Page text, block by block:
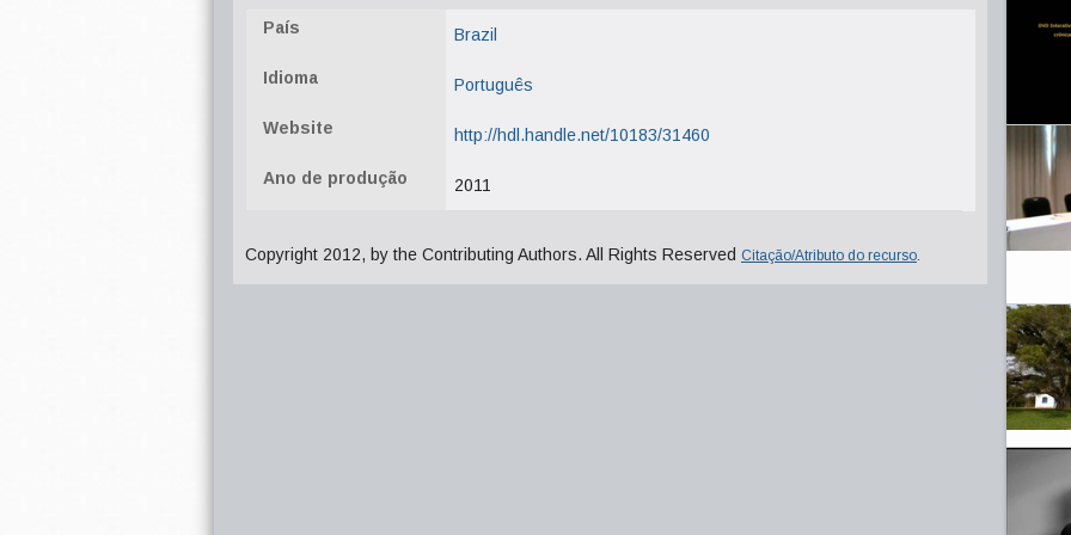
País Brazil
Idioma Português
Website http://hdl.handle.net/10183/31460
Ano de produção 2011
Copyright 2012, by the Contributing Authors. All Rights Reserved Citação/Atributo do recurso.